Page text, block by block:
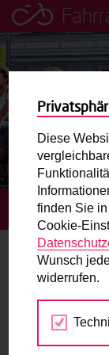
Leih dir einfach
Jugendliche
Radweg-
Mit dem
beste Route.
Wunschbox
Sie haben ein
STARTSEITE
Kultur
Diese
finden Sie
Cookie-
Wunsch
widerrufen.